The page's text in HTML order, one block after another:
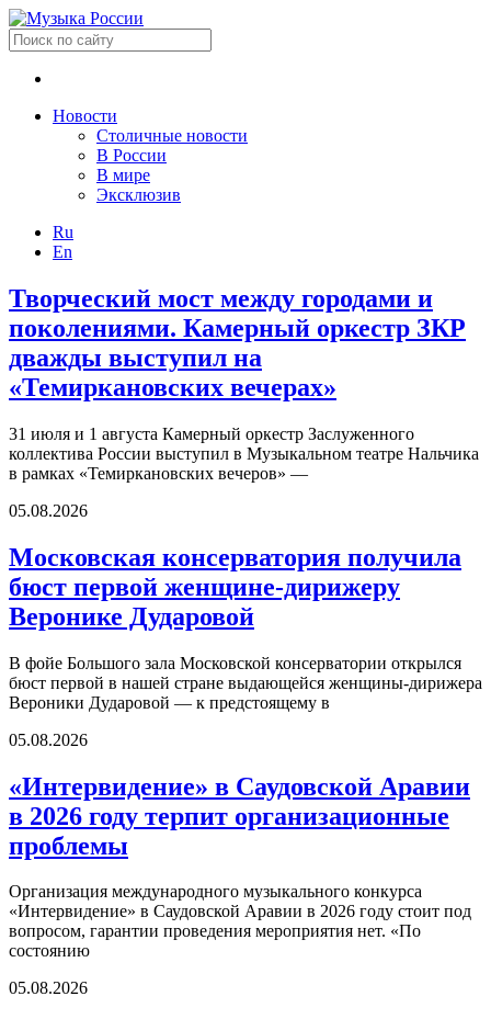
Новости
Столичные новости
В России
В мире
Эксклюзив
Ru
En
Творческий мост между городами и
поколениями. Камерный оркестр ЗКР
дважды выступил на
«Темиркановских вечерах»
31 июля и 1 августа Камерный оркестр Заслуженного
коллектива России выступил в Музыкальном театре Нальчика
в рамках «Темиркановских вечеров» —
05.08.2026
Московская консерватория получила
бюст первой женщине-дирижеру
Веронике Дударовой
В фойе Большого зала Московской консерватории открылся
бюст первой в нашей стране выдающейся женщины-дирижера
Вероники Дударовой — к предстоящему в
05.08.2026
«Интервидение» в Саудовской Аравии
в 2026 году терпит организационные
проблемы
Организация международного музыкального конкурса
«Интервидение» в Саудовской Аравии в 2026 году стоит под
вопросом, гарантии проведения мероприятия нет. «По
состоянию
05.08.2026